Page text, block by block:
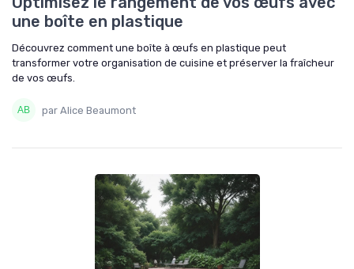
une boîte en plastique
Découvrez comment une boîte à œufs en plastique peut
transformer votre organisation de cuisine et préserver la fraîcheur
de vos œufs.
par Alice Beaumont